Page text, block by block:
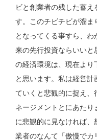
ビと創業者の残した蓄え
す。このチビチビが溜ま
となってくる事すら、
来の先行投資ならいいと
の経済環境は、現在よ
と思います。私は経営
ていくと悲観的に捉え
ネージメントとにあた
に悲観的に見なければ、
業者のなんて「傲慢で